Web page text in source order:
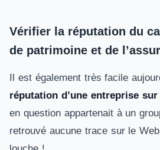
Vérifier la réputation du
de patrimoine et de
Il est également très facile
réputation d’une entreprise
en question appartenait à un
retrouvé aucune trace sur le